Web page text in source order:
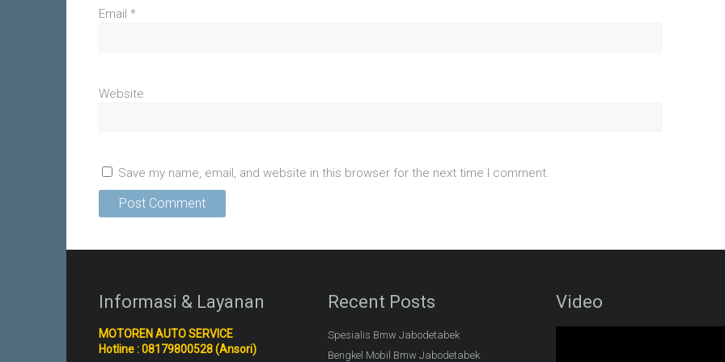
Email *
Website
Save my name, email, and website in this browser for the next time I comment.
Informasi & Layanan
MOTOREN AUTO SERVICE
Hotline : 08179800528 (Ansori)
Recent Posts
Spesialis Bmw Jabodetabek
Bengkel Mobil Bmw Jabodetabek
Video